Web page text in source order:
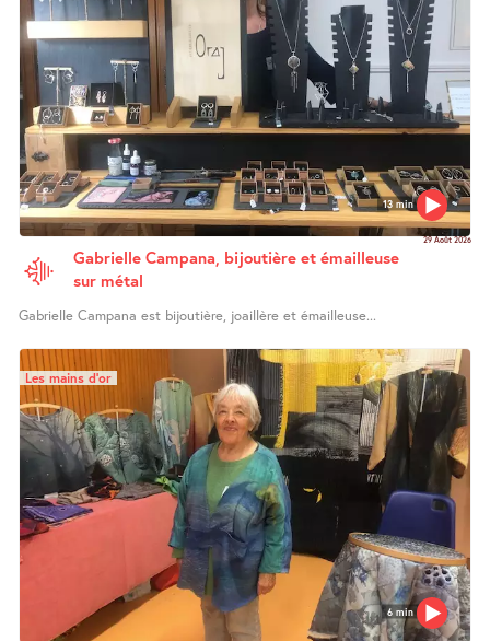
13 min
29 Août 2026
Gabrielle Campana, bijoutière et émailleuse
sur métal
Gabrielle Campana est bijoutière, joaillère et émailleuse...
6 min
Les mains d’or